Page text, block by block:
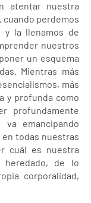
atentar nuestra
cuando perdemos
y la llenamos de
nuestros
un esquema
Mientras más
más
y profunda como
profundamente
emancipando
todas nuestras
cuál es nuestra
de lo
corporalidad,